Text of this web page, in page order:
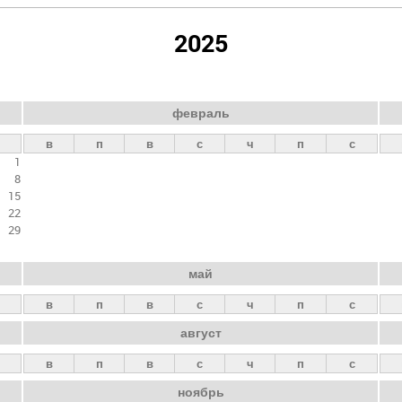
2025
1
8
15
22
29
февраль
в п в с ч п с
май
в п в с ч п с
август
в п в с ч п с
ноябрь